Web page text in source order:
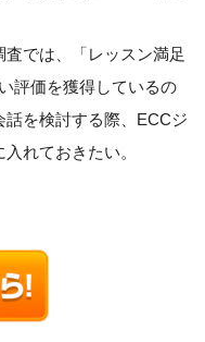
では、「レッスン満足
評価を獲得しているの
を検討する際、ECCジ
れておきたい。